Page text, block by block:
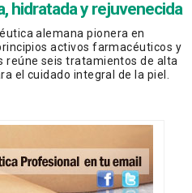
hidratada y rejuvenecida
alemana pionera en
activos farmacéuticos y
reúne seis tratamientos de alta
el cuidado integral de la piel.